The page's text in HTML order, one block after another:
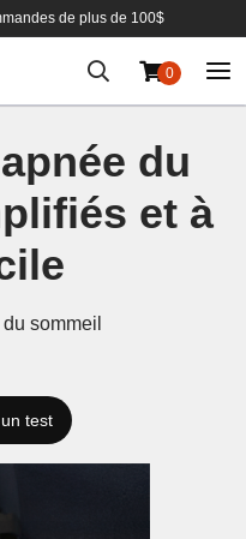
de plus de 100$
0
du
et à
sommeil
test